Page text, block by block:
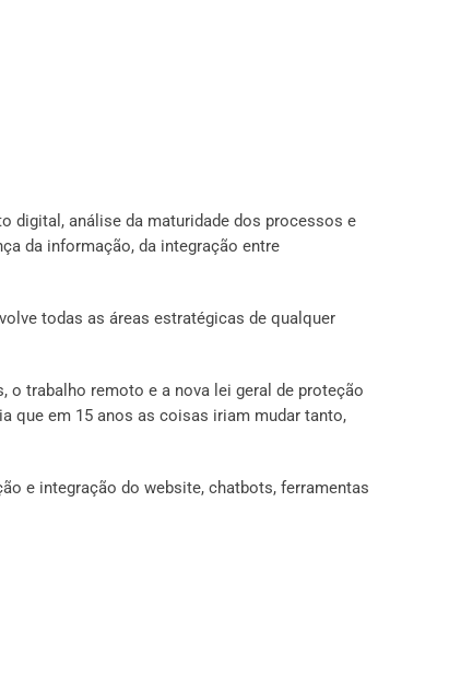
digital, análise da maturidade dos processos e
da informação, da integração entre
todas as áreas estratégicas de qualquer
trabalho remoto e a nova lei geral de proteção
que em 15 anos as coisas iriam mudar tanto,
e integração do website, chatbots, ferramentas